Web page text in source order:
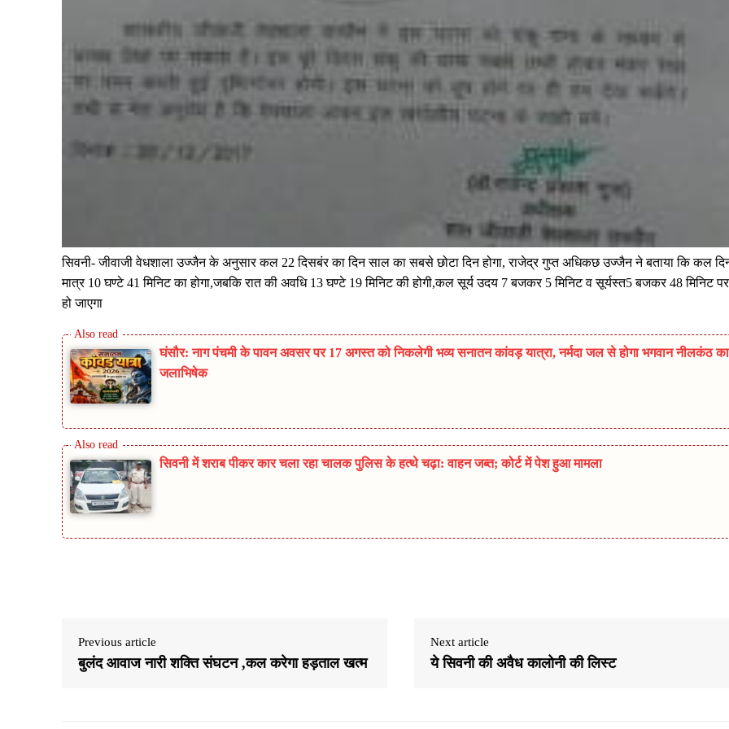
सिवनी- जीवाजी वेधशाला उज्जैन के अनुसार कल 22 दिसबंर का दिन साल का सबसे छोटा दिन होगा, राजेद्र गुप्त अधिकछ उज्जैन ने बताया कि कल
मात्र 10 घण्टे 41 मिनिट का होगा,जबकि रात की अवधि 13 घण्टे 19 मिनिट की होगी,कल सूर्य उदय 7 बजकर 5 मिनिट व सूर्यस्त5 बजकर 48 मिनिट पर
हो जाएगा
घंसौर: नाग पंचमी के पावन अवसर पर 17 अगस्त को निकलेगी भव्य सनातन कांवड़ यात्रा, नर्मदा जल से होगा भगवान नीलकंठ का
जलाभिषेक
सिवनी में शराब पीकर कार चला रहा चालक पुलिस के हत्थे चढ़ा: वाहन जब्त; कोर्ट में पेश हुआ मामला
Previous article
बुलंद आवाज नारी शक्ति संघटन ,कल करेगा हड़ताल खत्म
Next article
ये सिवनी की अवैध कालोनी की लिस्ट